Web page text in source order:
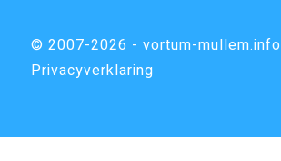
© 2007-2026 - vortum-mullem.info
Privacyverklaring